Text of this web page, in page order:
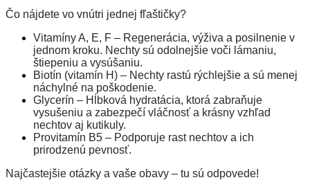
Čo nájdete vo vnútri jednej fľaštičky?
Vitamíny A, E, F – Regenerácia, výživa a posilnenie v
jednom kroku. Nechty sú odolnejšie voči lámaniu,
štiepeniu a vysúšaniu.
Biotín (vitamín H) – Nechty rastú rýchlejšie a sú menej
náchylné na poškodenie.
Glycerín – Hĺbková hydratácia, ktorá zabraňuje
vysušeniu a zabezpečí vláčnosť a krásny vzhľad
nechtov aj kutikuly.
Provitamín B5 – Podporuje rast nechtov a ich
prirodzenú pevnosť.
Najčastejšie otázky a vaše obavy – tu sú odpovede!